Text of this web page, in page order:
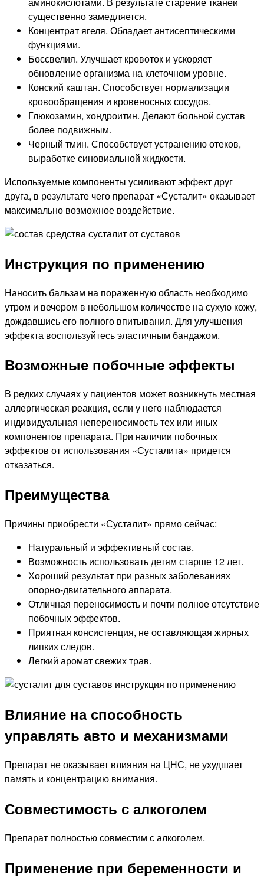
существенно замедляется.
Концентрат ягеля. Обладает антисептическими
функциями.
Боссвелия. Улучшает кровоток и ускоряет
обновление организма на клеточном уровне.
Конский каштан. Способствует нормализации
кровообращения и кровеносных сосудов.
Глюкозамин, хондроитин. Делают больной сустав
более подвижным.
Черный тмин. Способствует устранению отеков,
выработке синовиальной жидкости.
Используемые компоненты усиливают эффект друг
друга, в результате чего препарат «Сусталит» оказывает
максимально возможное воздействие.
Инструкция по применению
Наносить бальзам на пораженную область необходимо
утром и вечером в небольшом количестве на сухую кожу,
дождавшись его полного впитывания. Для улучшения
эффекта воспользуйтесь эластичным бандажом.
Возможные побочные эффекты
В редких случаях у пациентов может возникнуть местная
аллергическая реакция, если у него наблюдается
индивидуальная непереносимость тех или иных
компонентов препарата. При наличии побочных
эффектов от использования «Сусталита» придется
отказаться.
Преимущества
Причины приобрести «Сусталит» прямо сейчас:
Натуральный и эффективный состав.
Возможность использовать детям старше 12 лет.
Хороший результат при разных заболеваниях
опорно-двигательного аппарата.
Отличная переносимость и почти полное отсутствие
побочных эффектов.
Приятная консистенция, не оставляющая жирных
липких следов.
Легкий аромат свежих трав.
Влияние на способность
управлять авто и механизмами
Препарат не оказывает влияния на ЦНС, не ухудшает
память и концентрацию внимания.
Совместимость с алкоголем
Препарат полностью совместим с алкоголем.
Применение при беременности и